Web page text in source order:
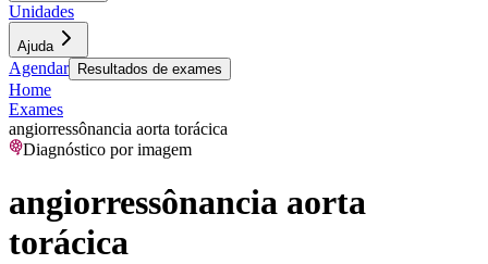
Unidades
Ajuda
Agendar Resultados de exames
Home
Exames
angiorressônancia aorta torácica
Diagnóstico por imagem
angiorressônancia aorta
torácica